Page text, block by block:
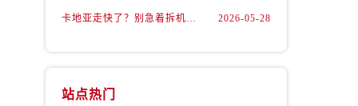
卡地亚走快了？别急着拆机，先做这一步 2026-05-28
站点热门